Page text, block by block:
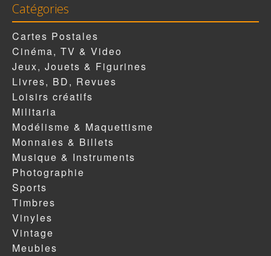
Catégories
Cartes Postales
Cinéma, TV & Video
Jeux, Jouets & Figurines
Livres, BD, Revues
Loisirs créatifs
Militaria
Modélisme & Maquettisme
Monnaies & Billets
Musique & Instruments
Photographie
Sports
Timbres
Vinyles
Vintage
Meubles